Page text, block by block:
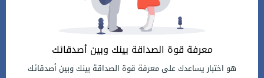
معرفة قوة الصداقة بينك وبين أصدقائك
هو اختبار يساعدك على معرفة قوة الصداقة بينك وبين أصدقائك